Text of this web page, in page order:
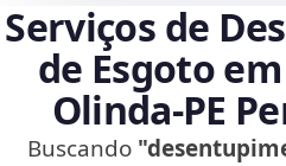
Serviços de
de Esgoto
Olinda‑PE
Buscando